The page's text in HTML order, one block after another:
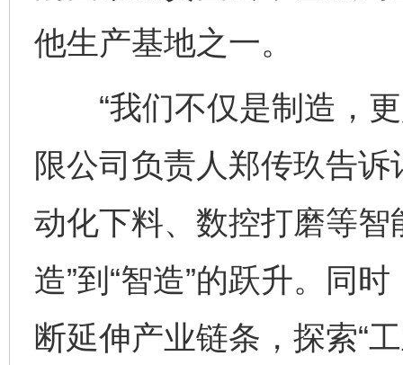
他生产基地之一。
“我们不仅是制造，更
限公司负责人郑传玖告
动化下料、数控打磨等智
造”到“智造”的跃升。同
断延伸产业链条，探索“